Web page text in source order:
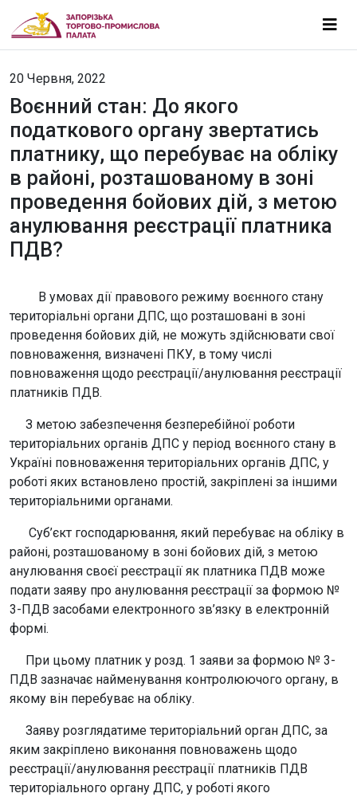
20 Червня, 2022
Воєнний стан: До якого
податкового органу звертатись
платнику, що перебуває на обліку
в районі, розташованому в зоні
проведення бойових дій, з метою
анулювання реєстрації платника
ПДВ?
В умовах дії правового режиму воєнного стану
територіальні органи ДПС, що розташовані в зоні
проведення бойових дій, не можуть здійснювати свої
повноваження, визначені ПКУ, в тому числі
повноваження щодо реєстрації/анулювання реєстрації
платників ПДВ.
З метою забезпечення безперебійної роботи
територіальних органів ДПС у період воєнного стану в
Україні повноваження територіальних органів ДПС, у
роботі яких встановлено простій, закріплені за іншими
територіальними органами.
Суб’єкт господарювання, який перебуває на обліку в
районі, розташованому в зоні бойових дій, з метою
анулювання своєї реєстрації як платника ПДВ може
подати заяву про анулювання реєстрації за формою №
3-ПДВ засобами електронного зв’язку в електронній
формі.
При цьому платник у розд. 1 заяви за формою № 3-
ПДВ зазначає найменування контролюючого органу, в
якому він перебуває на обліку.
Заяву розглядатиме територіальний орган ДПС, за
яким закріплено виконання повноважень щодо
реєстрації/анулювання реєстрації платників ПДВ
територіального органу ДПС, у роботі якого